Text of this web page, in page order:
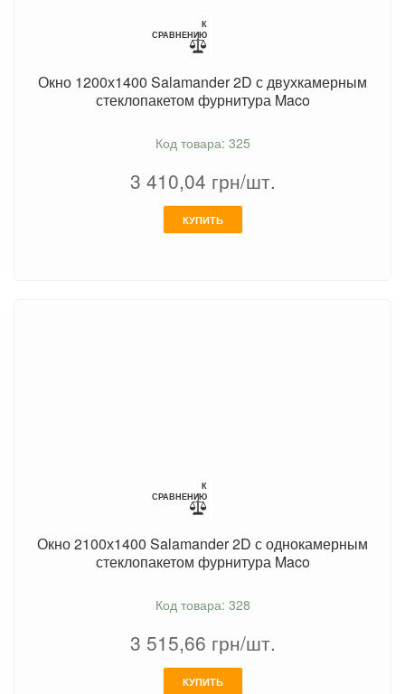
К
СРАВНЕНИЮ
Окно 1200х1400 Salamander 2D с двухкамерным
стеклопакетом фурнитура Maco
Код товара: 325
3 410,04 грн/шт.
КУПИТЬ
К
СРАВНЕНИЮ
Окно 2100х1400 Salamander 2D с однокамерным
стеклопакетом фурнитура Maco
Код товара: 328
3 515,66 грн/шт.
КУПИТЬ